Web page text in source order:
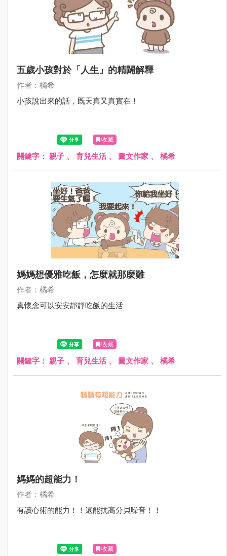
五歲小孩對於「人生」的精闢解釋
作者：橘希
小孩說出來的話，既天真又真實在！
收藏
關鍵字： 親子 、 育兒生活、 圖文作家 、 橘希
媽媽想優雅吃飯，怎麼就那麼難
作者：橘希
真懷念可以安安靜靜吃飯的生活…
收藏
關鍵字： 親子 、 育兒生活、 圖文作家 、 橘希
媽媽的超能力！
作者：橘希
有讀心術的能力！！還能抗高分貝噪音！！
收藏